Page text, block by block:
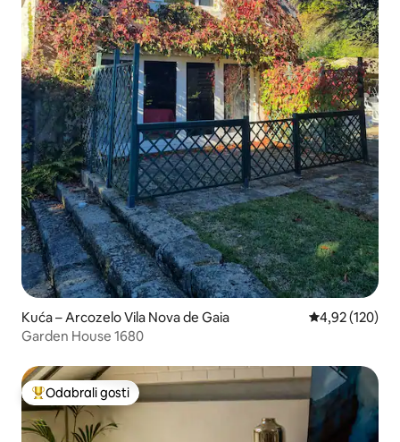
Kuća – Arcozelo Vila Nova de Gaia Prosječna
4,92 (120)
Garden House 1680
Među najviše rangiranima s oznakom „Odabrali gosti”
Odabrali gosti